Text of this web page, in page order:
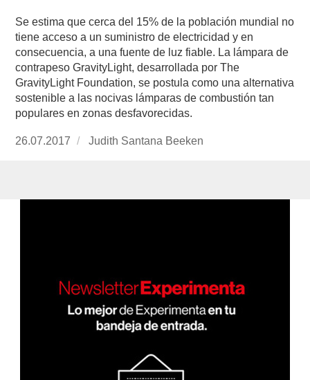
Se estima que cerca del 15% de la población mundial no
tiene acceso a un suministro de electricidad y en
consecuencia, a una fuente de luz fiable. La lámpara de
contrapeso GravityLight, desarrollada por The
GravityLight Foundation, se postula como una alternativa
sostenible a las nocivas lámparas de combustión tan
populares en zonas desfavorecidas.
Publicado
26.07.2017
https://www.experimenta.es/author/judith-
Judith Santana Beeken